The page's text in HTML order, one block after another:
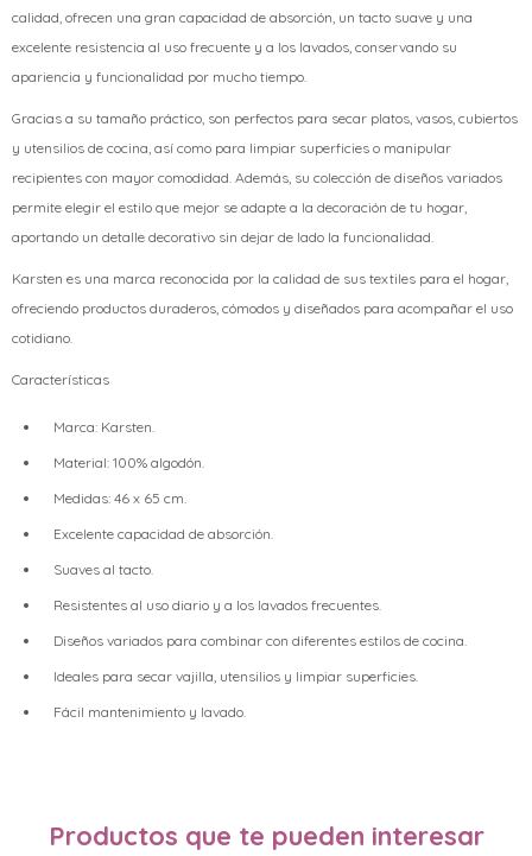
calidad, ofrecen una gran capacidad de absorción, un tacto suave y una
excelente resistencia al uso frecuente y a los lavados, conservando su
apariencia y funcionalidad por mucho tiempo.
Gracias a su tamaño práctico, son perfectos para secar platos, vasos, cubiertos
y utensilios de cocina, así como para limpiar superficies o manipular
recipientes con mayor comodidad. Además, su colección de diseños variados
permite elegir el estilo que mejor se adapte a la decoración de tu hogar,
aportando un detalle decorativo sin dejar de lado la funcionalidad.
Karsten es una marca reconocida por la calidad de sus textiles para el hogar,
ofreciendo productos duraderos, cómodos y diseñados para acompañar el uso
cotidiano.
Características
Marca: Karsten.
Material: 100% algodón.
Medidas: 46 x 65 cm.
Excelente capacidad de absorción.
Suaves al tacto.
Resistentes al uso diario y a los lavados frecuentes.
Diseños variados para combinar con diferentes estilos de cocina.
Ideales para secar vajilla, utensilios y limpiar superficies.
Fácil mantenimiento y lavado.
Productos que te pueden interesar